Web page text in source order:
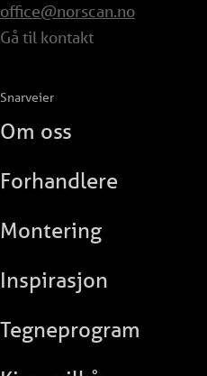
office@norscan.no
Gå til kontakt
Snarveier
Om oss
Forhandlere
Montering
Inspirasjon
Tegneprogram